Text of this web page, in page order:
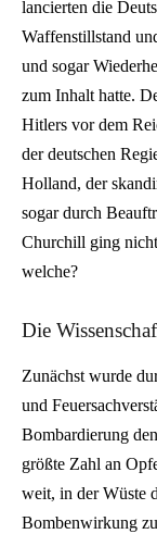
lancierten die
Waffenstillstand
und sogar
zum Inhalt hatte.
Hitlers vor dem
der deutschen
Holland, der
sogar durch
Churchill ging
welche?
Die
Zunächst wurde
und
Bombardierung
größte Zahl an
weit, in der Wüste
Bombenwirkung